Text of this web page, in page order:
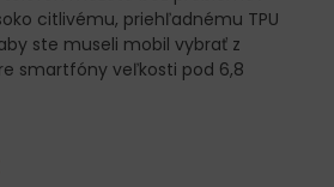
citlivému, priehľadnému TPU
ste museli mobil vybrať z
smartfóny veľkosti pod 6,8